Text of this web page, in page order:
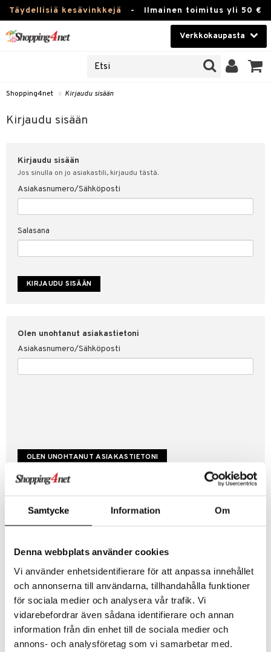
Samtycke Information Om
Denna webbplats använder cookies
Vi använder enhetsidentifierare för att anpassa innehållet
och annonserna till användarna, tillhandahålla funktioner
för sociala medier och analysera vår trafik. Vi
vidarebefordrar även sådana identifierare och annan
information från din enhet till de sociala medier och
annons- och analysföretag som vi samarbetar med.
Täydellisiä kesävinkkejä - Ilmainen toimitus yli 50 €
Verkkokaupasta
Piilolinssit
Luontaistuotteet
Fitness
Koti & Sisustus
Lelut, Lapsi & Vauva
Tuotemerkkejä
Shopping4net » Kirjaudu sisään
Kirjaudu sisään
Kirjaudu sisään
Jos sinulla on jo asiakastili, kirjaudu tästä.
Asiakasnumero/Sähköposti
Salasana
Olen unohtanut asiakastietoni
Asiakasnumero/Sähköposti
Luo uusi asiakas
Hyviä tarjouksia
Kestotilaus
Arvostele tuotteita
Toivelistat
LUO ASIAKAS
sisään
& vastauksia
myyntiehdot
suojaus